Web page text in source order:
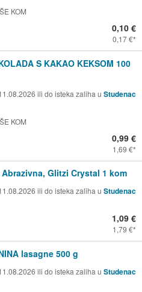
KOM
0,10 €
0,17 €
S KAKAO KEKSOM 100
ili do isteka zaliha u Studenac
KOM
0,99 €
1,69 €
Abrazivna, Glitzi Crystal 1 kom
ili do isteka zaliha u Studenac
1,09 €
1,79 €
lasagne 500 g
ili do isteka zaliha u Studenac